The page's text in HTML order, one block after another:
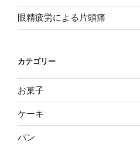
眼精疲労による片頭痛
カテゴリー
お菓子
ケーキ
パン